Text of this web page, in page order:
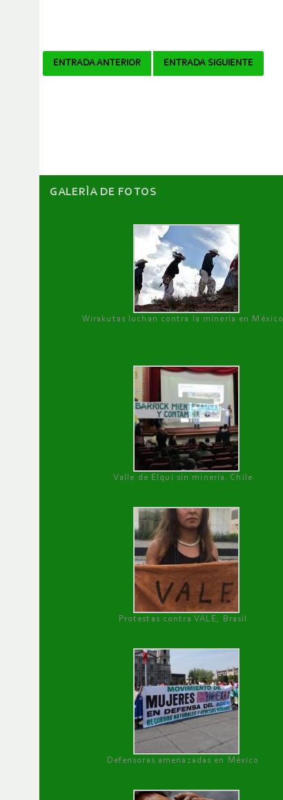
Navegador
ENTRADA ANTERIOR ENTRADA SIGUIENTE
GALERÌA DE FOTOS
Wirakutas luchan contra la minería en México
Valle de Elqui sin minería. Chile
Protestas contra VALE, Brasil
Defensoras amenazadas en México